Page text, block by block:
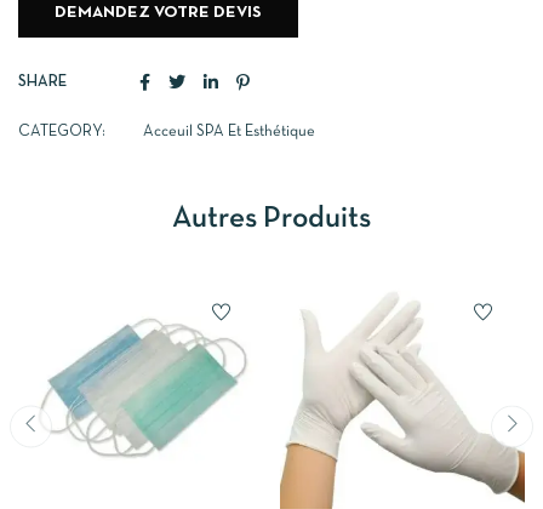
DEMANDEZ VOTRE DEVIS
SHARE
CATEGORY: Acceuil SPA Et Esthétique
Autres Produits